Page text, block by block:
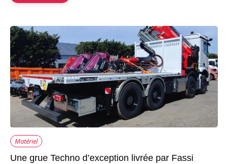
Matériel
Une grue Techno d’exception livrée par Fassi